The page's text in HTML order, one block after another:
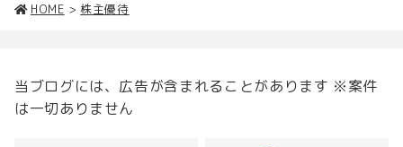
HOME > 株主優待
当ブログには、広告が含まれることがあります ※案件
は一切ありません